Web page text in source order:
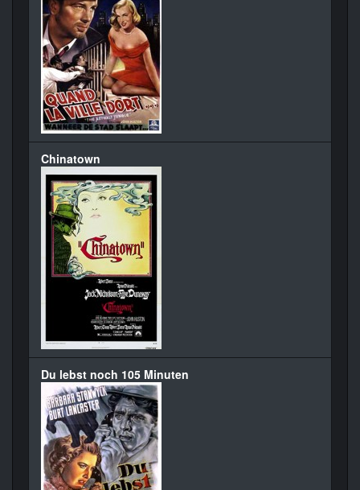
Chinatown
Du lebst noch 105 Minuten